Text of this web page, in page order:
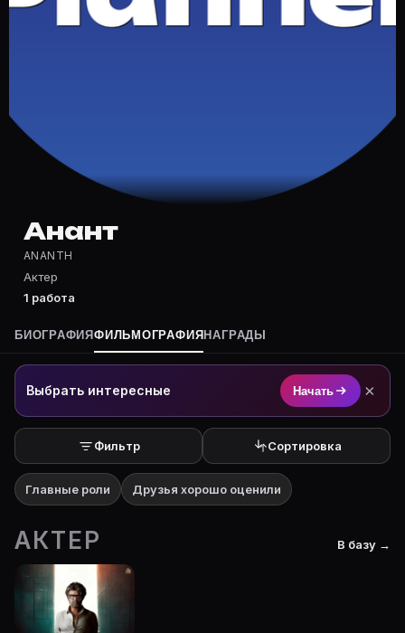
Частые вопросы о Анант
Полный список — на Movie Planner: https://movie-
Кто такой(ая) Анант?
Анант — Актер. Биография и роли на карточке
Где открыть фильмографию Анант?
На Movie Planner: https://movie-planner.ru/s/
Анант
ANANTH
Актер
1 работа
БИОГРАФИЯФИЛЬМОГРАФИЯ НАГРАДЫ
Выбрать интересные Начать ×
Фильтр Сортировка
Главные роли Друзья хорошо оценили
АКТЕР В базу →